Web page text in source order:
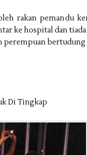
rakan pemandu
kehospital dan
bertudung
Di Tingkap